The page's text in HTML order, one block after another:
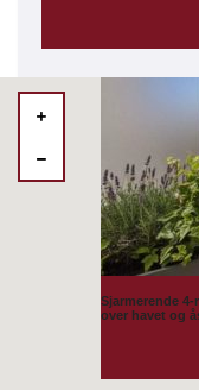
Sjarmerende
over havet og